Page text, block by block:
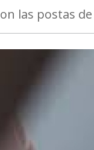
las postas